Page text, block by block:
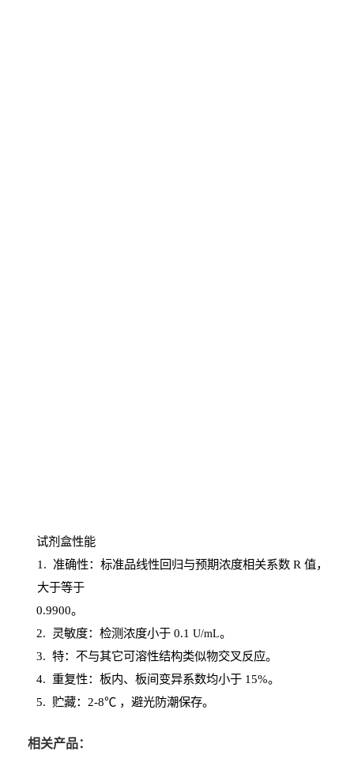
试剂盒性能
1 . 准确性：标准品线性回归与预期浓度相关系数 R 值，
大于等于
0.9900。
2. 灵敏度：检测浓度小于0.1 U/mL。
3. 特：不与其它可溶性结构类似物交叉反应。
4. 重复性：板内、板间变异系数均小于15%。
5. 贮藏：2-8℃ ，避光防潮保存。
相关产品：